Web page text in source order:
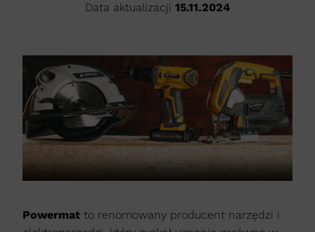
Data aktualizacji 15.11.2024
Powermat to renomowany producent narzędzi i